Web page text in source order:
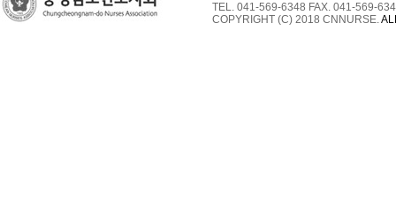
TEL. 041-569-6348 FAX. 041-569-
COPYRIGHT (C) 2018 CNNURSE.